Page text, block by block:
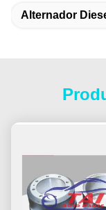
Alternador